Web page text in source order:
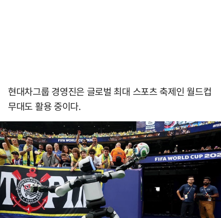
현대차그룹 경영진은 글로벌 최대 스포츠 축제인 월드컵
무대도 활용 중이다.